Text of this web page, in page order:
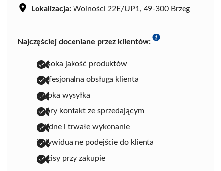
Lokalizacja: Wolności 22E/UP1, 49-300 Brzeg
Najczęściej doceniane przez klientów:
wysoka jakość produktów
profesjonalna obsługa klienta
szybka wysyłka
dobry kontakt ze sprzedającym
solidne i trwałe wykonanie
indywidualne podejście do klienta
gratisy przy zakupie